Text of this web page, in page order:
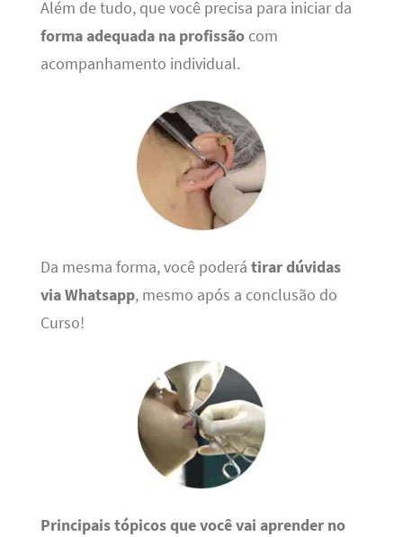
Além de tudo, que você precisa para iniciar da
forma adequada na profissãocom
acompanhamento individual.
Da mesma forma, você poderá tirar dúvidas
via Whatsapp, mesmo após a conclusão do
Curso!
Principais tópicos que você vai aprender no